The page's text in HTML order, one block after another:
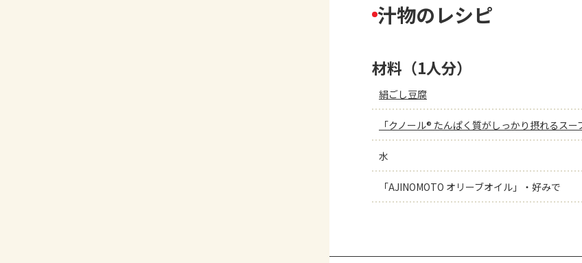
汁物のレシピ
材料（1人分）
絹ごし豆腐
「クノール® たんぱく質がしっかり摂れるス
水
「AJINOMOTO オリーブオイル」・好みで